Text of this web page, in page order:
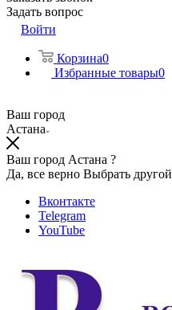
Задать вопрос
Войти
Корзина0
Избранные товары0
Ваш город
Астана
Ваш город Астана ?
Да, все верно Выбрать другой
Вконтакте
Telegram
YouTube